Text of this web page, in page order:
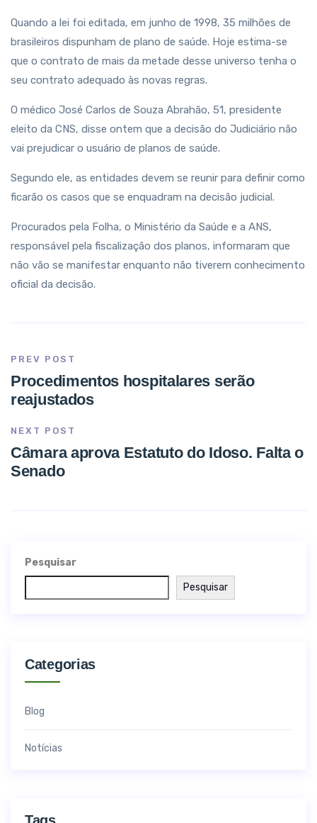
Quando a lei foi editada, em junho de 1998, 35 milhões de
brasileiros dispunham de plano de saúde. Hoje estima-se
que o contrato de mais da metade desse universo tenha o
seu contrato adequado às novas regras.
O médico José Carlos de Souza Abrahão, 51, presidente
eleito da CNS, disse ontem que a decisão do Judiciário não
vai prejudicar o usuário de planos de saúde.
Segundo ele, as entidades devem se reunir para definir como
ficarão os casos que se enquadram na decisão judicial.
Procurados pela Folha, o Ministério da Saúde e a ANS,
responsável pela fiscalização dos planos, informaram que
não vão se manifestar enquanto não tiverem conhecimento
oficial da decisão.
PREV POST
Procedimentos hospitalares serão
reajustados
NEXT POST
Câmara aprova Estatuto do Idoso. Falta o
Senado
Pesquisar
Pesquisar
Categorias
Blog
Notícias
Tags